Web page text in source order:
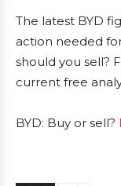
The latest BYD
action needed
should you sell?
current free
BYD: Buy or sell?